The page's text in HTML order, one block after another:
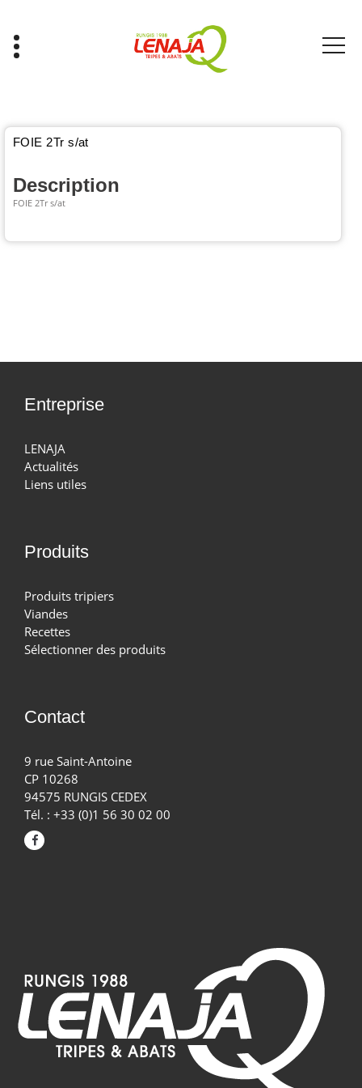
contenu
FOIE 2Tr s/at
Description
FOIE 2Tr s/at
Entreprise
LENAJA
Actualités
Liens utiles
Produits
Produits tripiers
Viandes
Recettes
Sélectionner des produits
Contact
9 rue Saint-Antoine
CP 10268
94575 RUNGIS CEDEX
Tél. : +33 (0)1 56 30 02 00